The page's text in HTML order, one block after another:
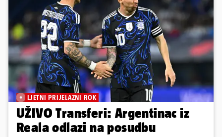
LJETNI PRIJELAZNI ROK
UŽIVO Transferi: Argentinac iz
Reala odlazi na posudbu